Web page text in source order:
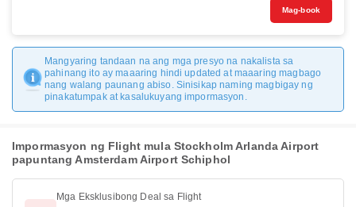
Mag-book
Mangyaring tandaan na ang mga presyo na nakalista sa
pahinang ito ay maaaring hindi updated at maaaring magbago
nang walang paunang abiso. Sinisikap naming magbigay ng
pinakatumpak at kasalukuyang impormasyon.
Impormasyon ng Flight mula Stockholm Arlanda Airport
papuntang Amsterdam Airport Schiphol
Mga Eksklusibong Deal sa Flight